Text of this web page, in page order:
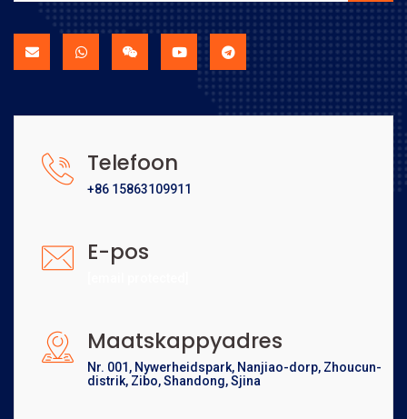
Telefoon
+86 15863109911
E-pos
Maatskappyadres
Nr. 001, Nywerheidspark, Nanjiao-dorp, Zhoucun-
distrik, Zibo, Shandong, Sjina